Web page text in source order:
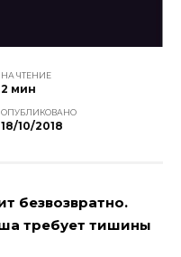
НА ЧТЕНИЕ
2 мин
ОПУБЛИКОВАНО
18/10/2018
безвозвратно.
требует тишины